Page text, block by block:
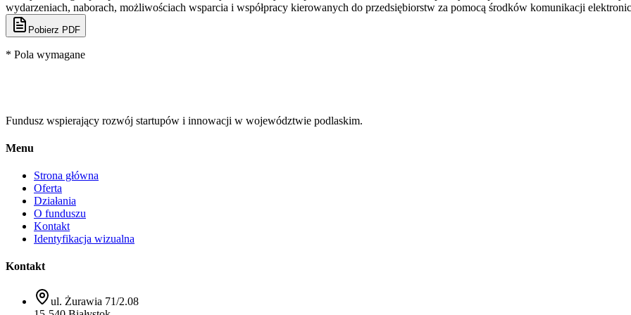
wydarzeniach, naborach, możliwościach wsparcia i współpracy kierowanych do przedsiębiorstw za pomocą środków komunikacji
Pobierz PDF
* Pola wymagane
Fundusz wspierający rozwój startupów i innowacji w województwie podlaskim.
Menu
Strona główna
Oferta
Działania
O funduszu
Kontakt
Identyfikacja wizualna
Kontakt
ul. Żurawia 71/2.08